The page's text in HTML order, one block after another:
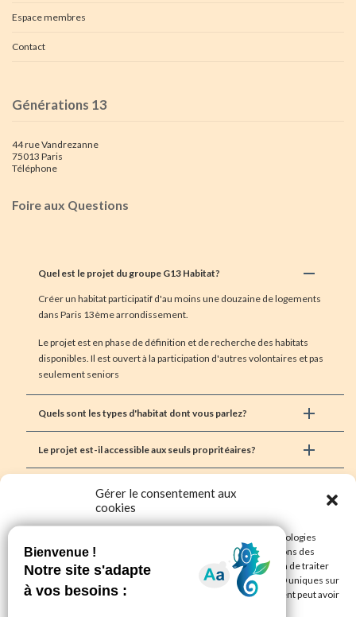
Gérer le consentement aux
cookies
Pour offrir les meilleures expériences, nous utilisons des technologies
telles que les cookies pour stocker et/ou accéder aux informations des
appareils. Le fait de consentir à ces technologies nous permettra de traiter
des données telles que le comportement de navigation ou les ID uniques sur
ce site. Le fait de ne pas consentir ou de retirer son consentement peut avoir
Espace membres
Contact
Générations 13
44 rue Vandrezanne
75013 Paris
Téléphone
Foire aux Questions
Quel est le projet du groupe G13 Habitat?
Créer un habitat participatif d'au moins une douzaine de logements
dans Paris 13ème arrondissement.
Le projet est en phase de définition et de recherche des habitats
disponibles. Il est ouvert à la participation d'autres volontaires et pas
seulement seniors
Quels sont les types d'habitat dont vous parlez?
Le projet est-il accessible aux seuls propritéaires?
Articles récents
RNHP appel à propositions
31/01/2024
Paris 13e voeux du Maire
27/01/2024